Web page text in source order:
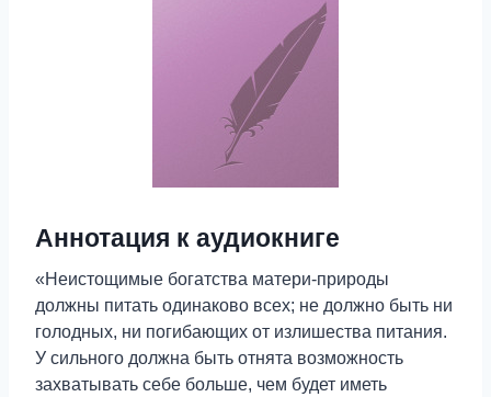
Аннотация к аудиокниге
«Неистощимые богатства матери-природы
должны питать одинаково всех; не должно быть ни
голодных, ни погибающих от излишества питания.
У сильного должна быть отнята возможность
захватывать себе больше, чем будет иметь